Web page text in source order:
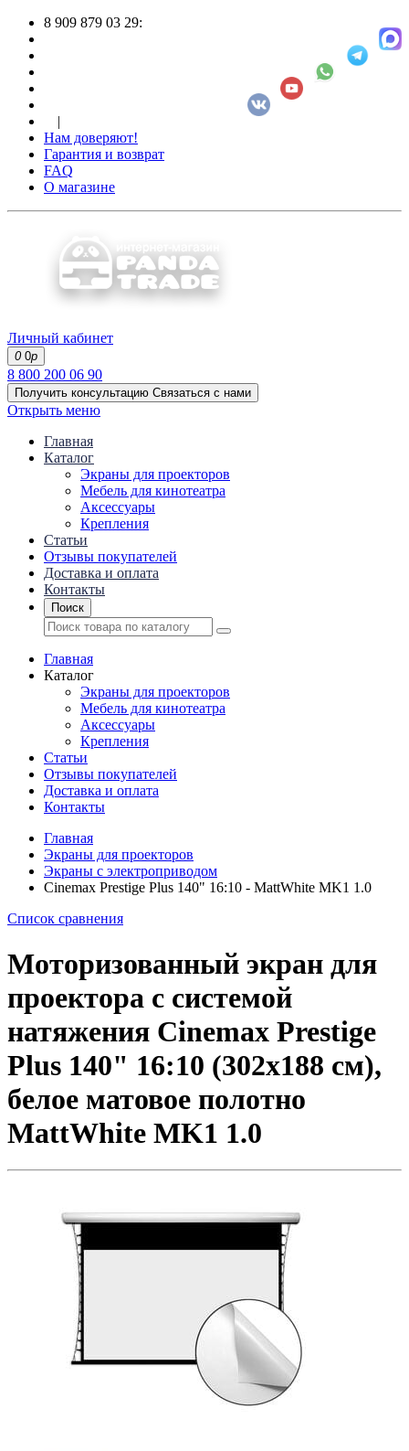
8 909 879 03 29:
|
Нам доверяют!
Гарантия и возврат
FAQ
О магазине
Личный кабинет
0 0р
8 800 200 06 90
Получить консультацию Связаться с нами
Открыть меню
Главная
Каталог
Экраны для проекторов
Mебель для кинотеатра
Аксессуары
Крепления
Статьи
Отзывы покупателей
Доставка и оплата
Контакты
Поиск
Главная
Каталог
Экраны для проекторов
Mебель для кинотеатра
Аксессуары
Крепления
Статьи
Отзывы покупателей
Доставка и оплата
Контакты
Главная
Экраны для проекторов
Экраны с электроприводом
Cinemax Prestige Plus 140" 16:10 - MattWhite MK1 1.0
Список сравнения
Моторизованный экран для
проектора с системой
натяжения Cinemax Prestige
Plus 140" 16:10 (302x188 см),
белое матовое полотно
MattWhite MK1 1.0